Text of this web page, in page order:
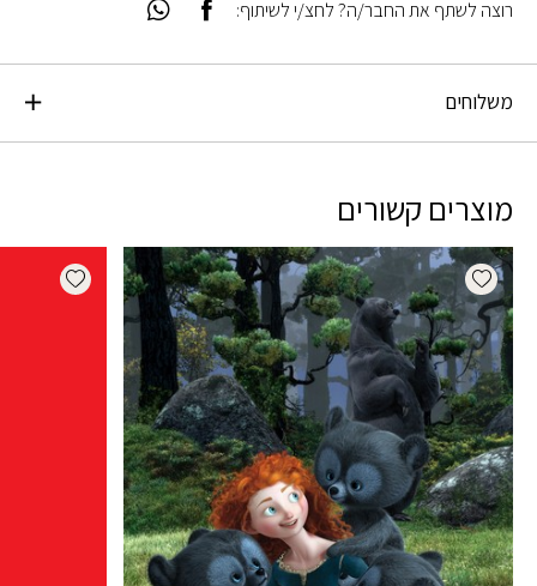
משלוחים
רוצה לשתף את החבר/ה? לחצ/י לשיתוף:
מוצרים קשורים
Add wishlist
wishlist